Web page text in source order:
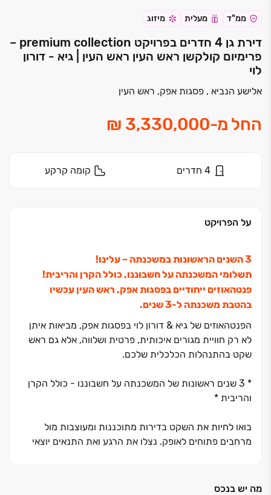
ממ"ד מעלית מיזוג
דירת גן 4 חדרים בפרויקט premium collection –
פרימיום קולקשן ראש העין ראש העין | גיא - דורון
לוי
אלישע הנביא , פסגות אפק, ראש העין
החל מ-
4 חדרים קומה קרקע
על הפרויקט
3 השנים הראשונות במשכנתה ‏– עלינו!
תשלומי המשכנתה על חשבוננו, כולל הקרן והריבית!
פנטהאוזים ייחודיים בפסגות אפק, ראש העין עכשיו
בהטבת משכנתה ל‏-3 שנים.
הפנטהאוזים של גיא & דורון לוי בפסגות אפק, מביאות איתן
לא רק חוויית מגורים איכותית, פרטית ושלווה, אלא גם ראש
שקט בהתנהלות הכלכלית שלכם.
* ‏3 שנים ראשונות של המשכנתה על חשבוננו - כולל הקרן
והריבית *
בואו לחיות את השקט בדירות מתוכננות ומעוצבות מול
מרחבים פתוחים לאופק. נצלו את הרגע ואת התנאים יוצאי
*בכפוף לתקנון. ט.ל.ח
מה יש בנכס